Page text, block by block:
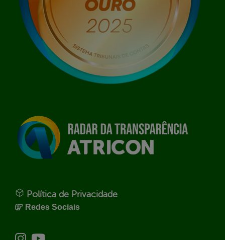
Política de Privacidade
Redes Sociais